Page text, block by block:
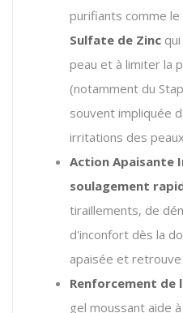
purifiants comme le
Sulfate de Zinc
peau et à limiter la
(notamment du
souvent impliquée
irritations des
Action Apaisante
soulagement
tiraillements, de
d'inconfort dès la
apaisée et
Renforcement de
gel moussant aide